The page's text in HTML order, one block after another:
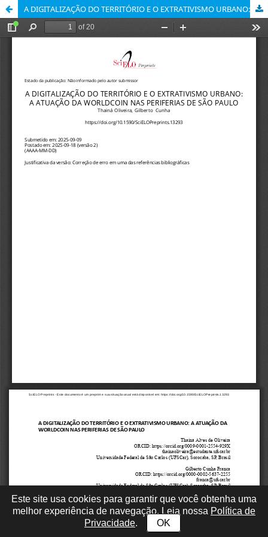
A DIGITALIZAÇÃO DO TERRITÓRIO E O EXTRATIVISMO URBANO: A ATUAÇÃO DA WORLDCOIN NAS PERIFERIAS DE SÃO PAULO
Este site usa cookies para garantir que você obtenha uma
melhor experiência de navegação. Leia nossa Política de
Privacidade. OK